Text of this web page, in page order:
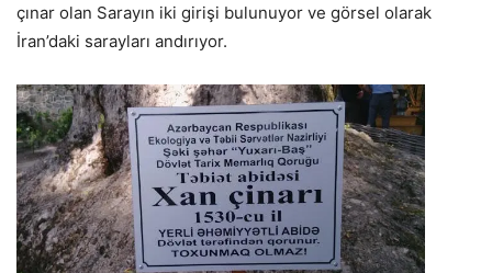
çınar olan Sarayın iki girişi bulunuyor ve görsel olarak
İran’daki sarayları andırıyor.